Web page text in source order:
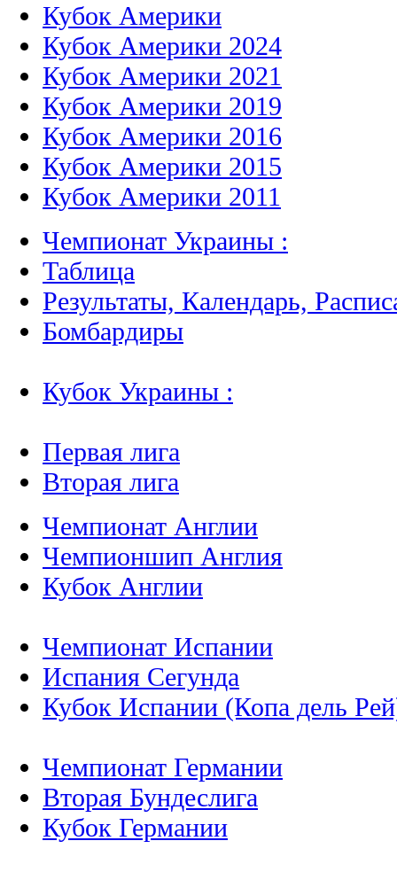
Кубок Америки
Кубок Америки 2024
Кубок Америки 2021
Кубок Америки 2019
Кубок Америки 2016
Кубок Америки 2015
Кубок Америки 2011
Чемпионат Украины :
Таблица
Результаты, Календарь,
Бомбардиры
Кубок Украины :
Первая лига
Вторая лига
Чемпионат Англии
Чемпионшип Англия
Кубок Англии
Чемпионат Испании
Испания Сегунда
Кубок Испании (Копа дель
Чемпионат Германии
Вторая Бундеслига
Кубок Германии